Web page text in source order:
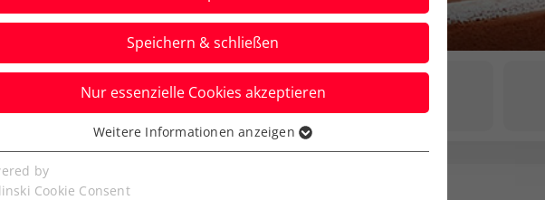
Rangliste
Speichern & schließen
Nur essenzielle Cookies akzeptieren
Cookies werden für grundlegende Funktionen der
benötigt. Dadurch ist gewährleistet, dass die Webseite
Weitere Informationen anzeigen
by
Cookie Consent